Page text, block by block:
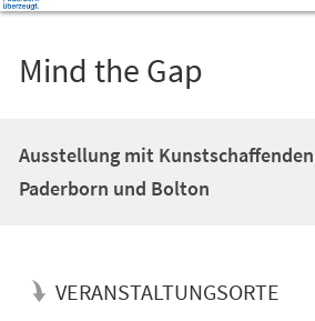
Mind the Gap
Ausstellung mit
Paderborn und Bolton
VERANSTALTUNGSORTE